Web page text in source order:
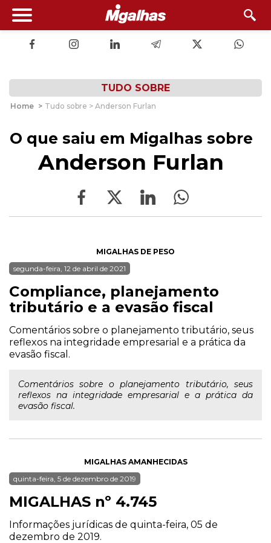
TUDO SOBRE
Home > Tudo sobre > Anderson Furlan
O que saiu em Migalhas sobre
Anderson Furlan
MIGALHAS DE PESO
segunda-feira, 12 de abril de 2021
Compliance, planejamento
tributário e a evasão fiscal
Comentários sobre o planejamento tributário, seus
reflexos na integridade empresarial e a prática da
evasão fiscal.
Comentários sobre o planejamento tributário, seus
reflexos na integridade empresarial e a prática da
evasão fiscal.
MIGALHAS AMANHECIDAS
quinta-feira, 5 de dezembro de 2019
MIGALHAS nº 4.745
Informações jurídicas de quinta-feira, 05 de
dezembro de 2019.